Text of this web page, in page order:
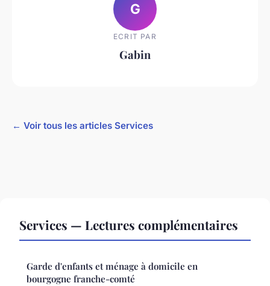
G
ECRIT PAR
Gabin
← Voir tous les articles Services
Services — Lectures complémentaires
Garde d'enfants et ménage à domicile en
bourgogne franche-comté